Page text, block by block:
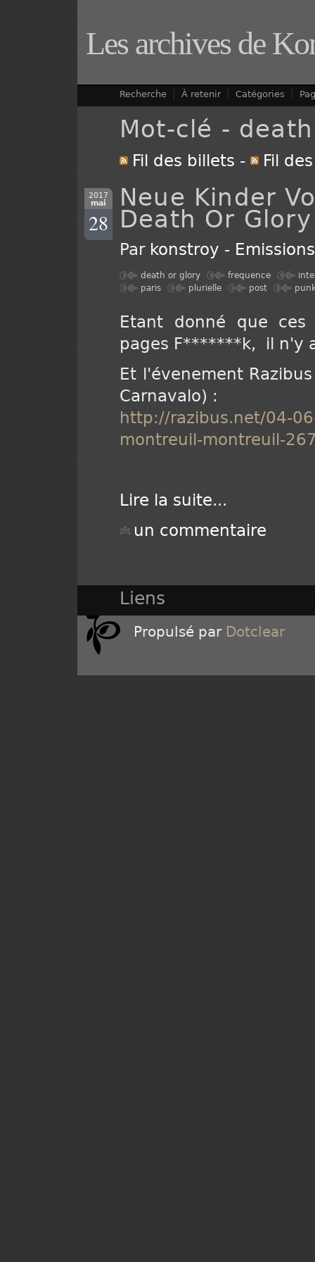
Les archives de
Recherche À retenir Catégories
Mot-clé -
Fil des billets - Fil
2017
mai
28
Neue Kinder
Death Or Glory
Par konstroy -
death or glory frequence
paris
plurielle post
Etant donné que
pages F*******k, il n'y
Et l'évenement
Carnavalo) :
http://razibus.net/04-
montreuil-montreuil-
Lire la suite...
un commentaire
Liens
Propulsé par Dotclear